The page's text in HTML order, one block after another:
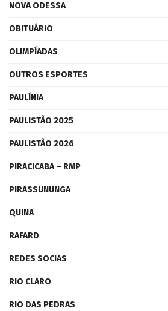
NOVA ODESSA
OBITUÁRIO
OLIMPÍADAS
OUTROS ESPORTES
PAULÍNIA
PAULISTÃO 2025
PAULISTÃO 2026
PIRACICABA – RMP
PIRASSUNUNGA
QUINA
RAFARD
REDES SOCIAS
RIO CLARO
RIO DAS PEDRAS